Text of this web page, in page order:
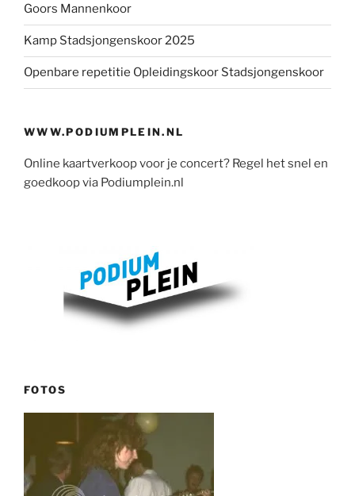
Goors Mannenkoor
Kamp Stadsjongenskoor 2025
Openbare repetitie Opleidingskoor Stadsjongenskoor
WWW.PODIUMPLEIN.NL
Online kaartverkoop voor je concert? Regel het snel en
goedkoop via Podiumplein.nl
FOTOS